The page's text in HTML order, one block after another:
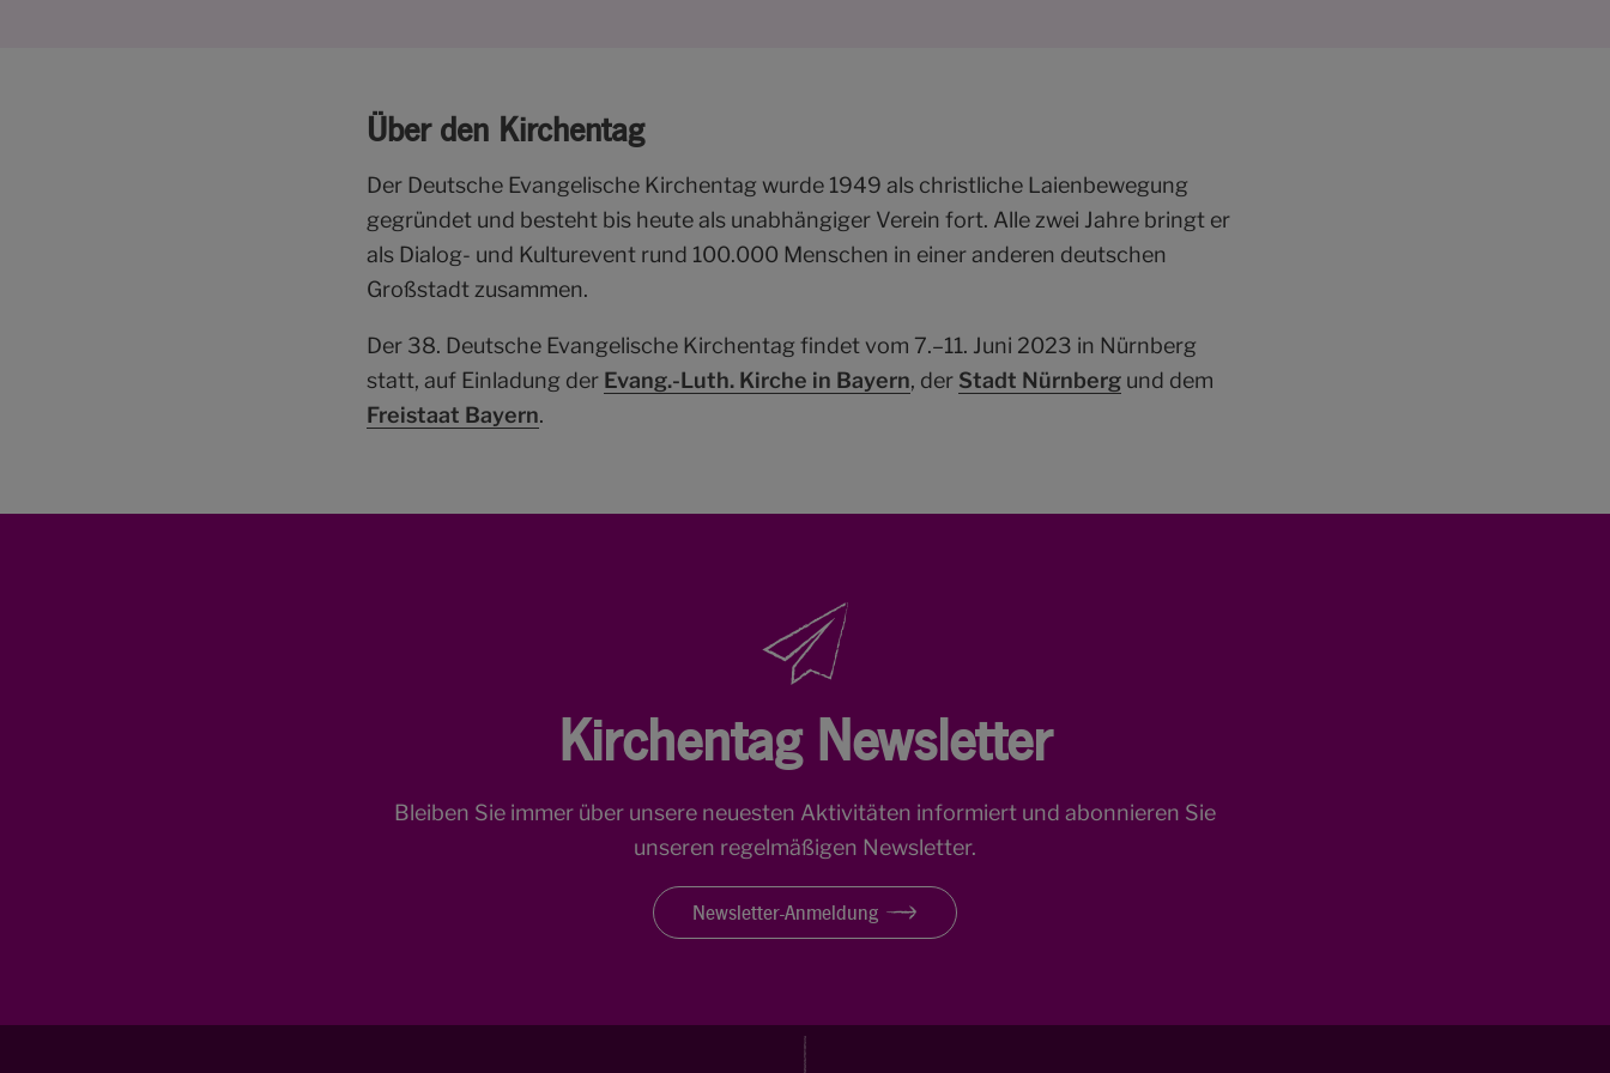
Über den Kirchentag
Der Deutsche Evangelische Kirchentag wurde 1949 als christliche Laienbewegung
gegründet und besteht bis heute als unabhängiger Verein fort. Alle zwei Jahre bringt er
als Dialog- und Kulturevent rund 100.000 Menschen in einer anderen deutschen
Großstadt zusammen.
Der 38. Deutsche Evangelische Kirchentag findet vom 7.–11. Juni 2023 in Nürnberg
statt, auf Einladung der Evang.-Luth. Kirche in Bayern, der Stadt Nürnbergund dem
Freistaat Bayern.
Kirchentag Newsletter
Bleiben Sie immer über unsere neuesten Aktivitäten informiert und abonnieren Sie
unseren regelmäßigen Newsletter.
Newsletter-Anmeldung